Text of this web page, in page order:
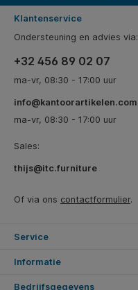
Klantenservice
Ondersteuning en advies via:
+32 456 89 02 07
ma-vr, 08:30 - 17:00 uur
info@kantoorartikelen.com
ma-vr, 08:30 - 17:00 uur
Sales:
thijs@itc.furniture
Of via ons contactformulier.
Service
Informatie
Bedrijfsgegevens